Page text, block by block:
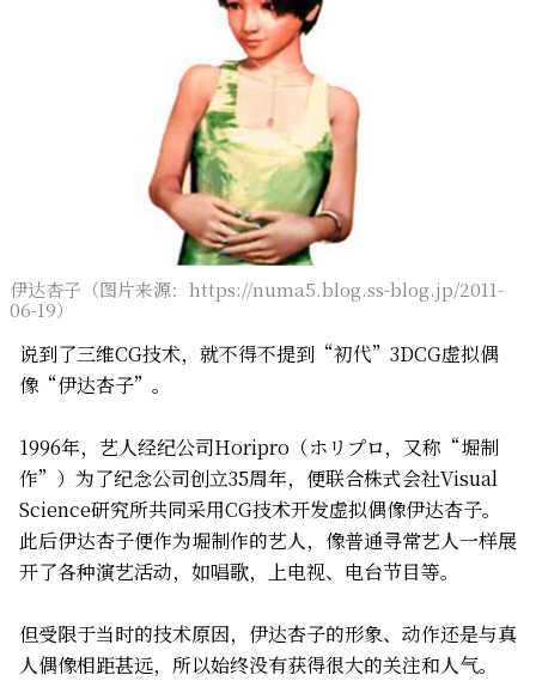
伊达杏子（图片来源：https://numa5.blog.ss-blog.jp/2011-
06-19）
说到了三维CG技术，就不得不提到“初代”3DCG虚拟偶
像“伊达杏子”。
1996年，艺人经纪公司Horipro（ホリプロ，又称“堀制
作”）为了纪念公司创立35周年，便联合株式会社Visual
Science研究所共同采用CG技术开发虚拟偶像伊达杏子。
此后伊达杏子便作为堀制作的艺人，像普通寻常艺人一样展
开了各种演艺活动，如唱歌，上电视、电台节目等。
但受限于当时的技术原因，伊达杏子的形象、动作还是与真
人偶像相距甚远，所以始终没有获得很大的关注和人气。